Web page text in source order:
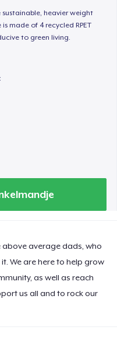
heavier weight
made of 4 recycled RPET
to green living.
above average dads, who
We are here to help grow
as well as reach
us all and to rock our